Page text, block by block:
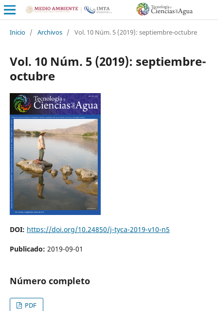
Inicio / Archivos / Vol. 10 Núm. 5 (2019): septiembre-octubre
Vol. 10 Núm. 5 (2019): septiembre-
octubre
DOI: https://doi.org/10.24850/j-tyca-2019-v10-n5
Publicado: 2019-09-01
Número completo
PDF